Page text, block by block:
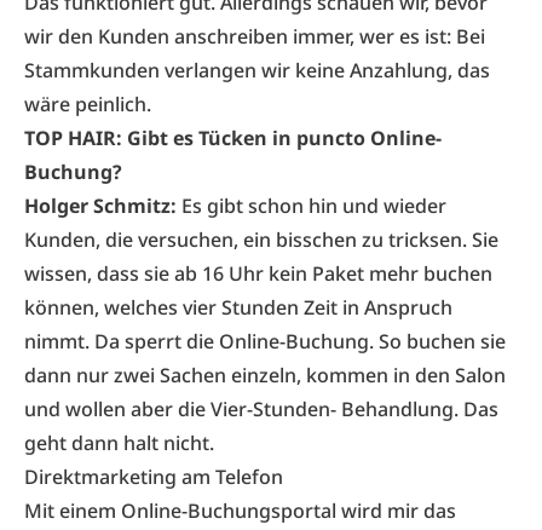
wir den Kunden anschreiben immer, wer es ist: Bei
Stammkunden verlangen wir keine Anzahlung, das
wäre peinlich.
TOP HAIR: Gibt es Tücken in puncto Online-
Buchung?
Holger Schmitz: Es gibt schon hin und wieder
Kunden, die versuchen, ein bisschen zu tricksen. Sie
wissen, dass sie ab 16 Uhr kein Paket mehr buchen
können, welches vier Stunden Zeit in Anspruch
nimmt. Da sperrt die Online-Buchung. So buchen sie
dann nur zwei Sachen einzeln, kommen in den Salon
und wollen aber die Vier-Stunden- Behandlung. Das
geht dann halt nicht.
Direktmarketing am Telefon
Mit einem Online-Buchungsportal wird mir das